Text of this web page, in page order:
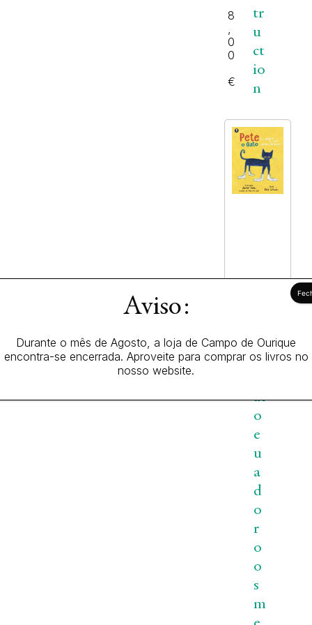
8
0
0
€
tr
u
ct
io
n
i
o
e,
o
at
o
e
u
a
d
o
r
o
o
s
m
n,
Ja
me
Aviso:
Durante o mês de Agosto, a loja de Campo de Ourique
encontra-se encerrada. Aproveite para comprar os livros no
nosso website.